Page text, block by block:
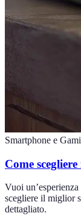
Smartphone e
Come
Vuoi
scegliere il miglior
dettagliato.